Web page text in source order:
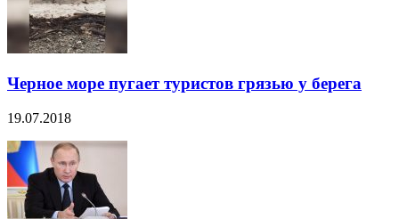
Черное море пугает туристов грязью у берега
19.07.2018